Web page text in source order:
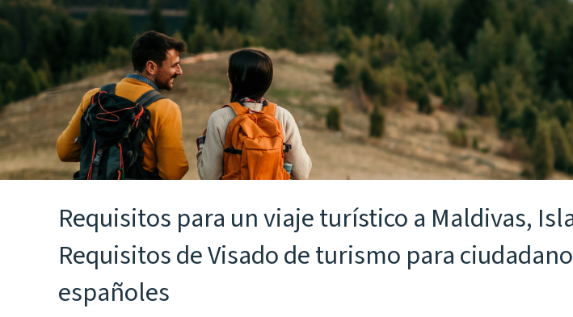
Requisitos para un viaje turístico a Maldivas,
Requisitos de Visado de turismo para
españoles